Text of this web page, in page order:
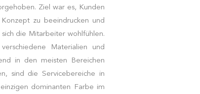
Ziel war es, Kunden
zu beeindrucken und
die Mitarbeiter wohlfühlen.
Materialien und
in den meisten Bereichen
sind die Servicebereiche in
dominanten Farbe im